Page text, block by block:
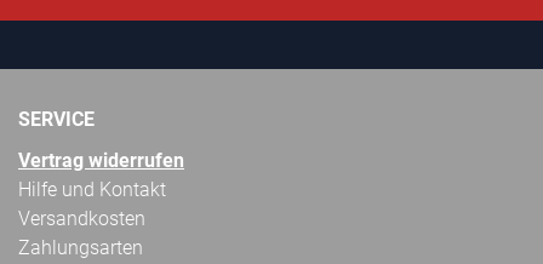
SERVICE
Vertrag widerrufen
Hilfe und Kontakt
Versandkosten
Zahlungsarten